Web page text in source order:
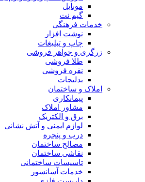
موبایل
گیم نت
خدمات فرهنگی
نوشت افزار
چاپ و تبلیغات
زرگری و جواهر فروشی
طلا فروشی
نقره فروشی
بدلیجات
املاک و ساختمان
پیمانکاری
مشاور املاک
برق و الکتریک
لوازم ایمنی و آتش نشانی
درب و پنجره
مصالح ساختمان
نقاشی ساختمان
تاسیسات ساختمانی
خدمات آسانسور